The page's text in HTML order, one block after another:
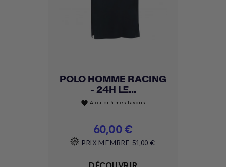
POLO HOMME RACING
- 24H LE...
favorite Ajouter à mes favoris
Prix
60,00 €
PRIX MEMBRE 51,00 €